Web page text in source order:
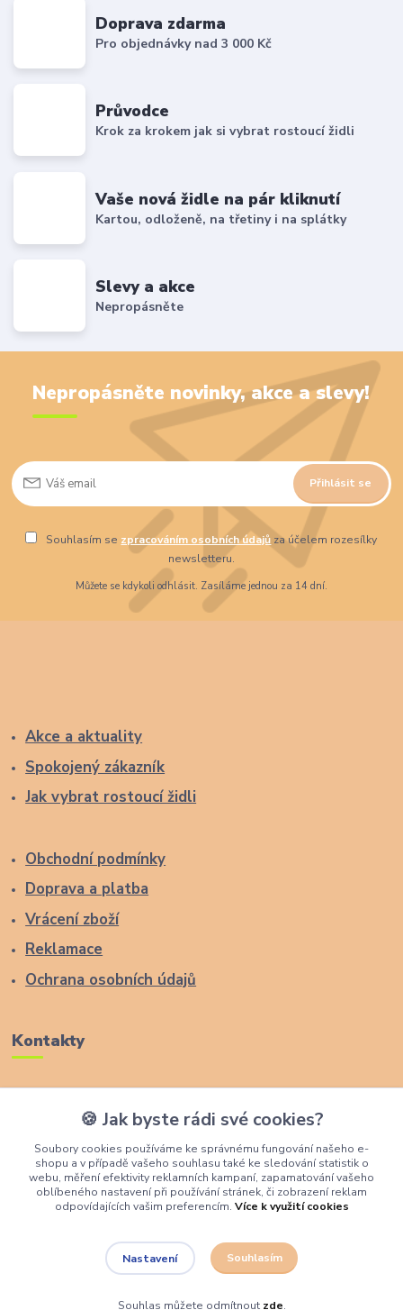
Doprava zdarma
Pro objednávky nad 3 000 Kč
Průvodce
Krok za krokem jak si vybrat rostoucí židli
Vaše nová židle na pár kliknutí
Kartou, odloženě, na třetiny i na splátky
Slevy a akce
Nepropásněte
Nepropásněte novinky, akce a slevy!
Přihlásit se
Souhlasím se zpracováním osobních údajů za účelem rozesílky
newsletteru.
Můžete se kdykoli odhlásit. Zasíláme jednou za 14 dní.
Akce a aktuality
Spokojený zákazník
Jak vybrat rostoucí židli
Obchodní podmínky
Doprava a platba
Vrácení zboží
Reklamace
Ochrana osobních údajů
Kontakty
+420 774 291 043
info@rostouci-zidle.cz
🍪 Jak byste rádi své cookies?
Soubory cookies používáme ke správnému fungování našeho e-
shopu a v případě vašeho souhlasu také ke sledování statistik o
webu, měření efektivity reklamních kampaní, zapamatování vašeho
oblíbeného nastavení při používání stránek, či zobrazení reklam
odpovídajících vašim preferencím. Více k využití cookies
Nastavení Souhlasím
Souhlas můžete odmítnout zde.